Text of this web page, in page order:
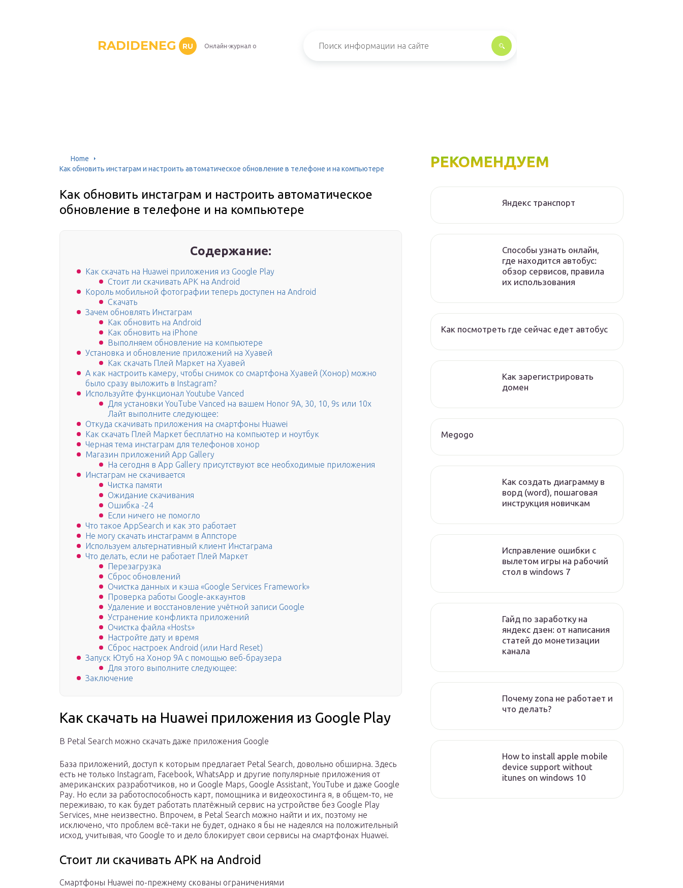
RADIDENEG RU Онлайн-журнал о
Home
Как обновить инстаграм и настроить автоматическое обновление в телефоне и на компьютере
Как обновить инстаграм и настроить автоматическое
обновление в телефоне и на компьютере
Содержание:
Как скачать на Huawei приложения из Google Play
Стоит ли скачивать APK на Android
Король мобильной фотографии теперь доступен на Android
Скачать
Зачем обновлять Инстаграм
Как обновить на Android
Как обновить на iPhone
Выполняем обновление на компьютере
Установка и обновление приложений на Хуавей
Как скачать Плей Маркет на Хуавей
А как настроить камеру, чтобы снимок со смартфона Хуавей (Хонор) можно
было сразу выложить в Instagram?
Используйте функционал Youtube Vanced
Для установки YouTube Vanced на вашем Honor 9A, 30, 10, 9s или 10x
Лайт выполните следующее:
Откуда скачивать приложения на смартфоны Huawei
Как скачать Плей Маркет бесплатно на компьютер и ноутбук
Черная тема инстаграм для телефонов хонор
Магазин приложений App Gallery
На сегодня в App Gallery присутствуют все необходимые приложения
Инстаграм не скачивается
Чистка памяти
Ожидание скачивания
Ошибка -24
Если ничего не помогло
Что такое AppSearch и как это работает
Не могу скачать инстаграмм в Аппсторе
Используем альтернативный клиент Инстаграма
Что делать, если не работает Плей Маркет
Перезагрузка
Сброс обновлений
Очистка данных и кэша «Google Services Framework»
Проверка работы Google-аккаунтов
Удаление и восстановление учётной записи Google
Устранение конфликта приложений
Очистка файла «Hosts»
Настройте дату и время
Сброс настроек Android (или Hard Reset)
Запуск Ютуб на Хонор 9А с помощью веб-браузера
Для этого выполните следующее:
Заключение
Как скачать на Huawei приложения из Google Play
В Petal Search можно скачать даже приложения Google
База приложений, доступ к которым предлагает Petal Search, довольно обширна. Здесь
есть не только Instagram, Facebook, WhatsApp и другие популярные приложения от
американских разработчиков, но и Google Maps, Google Assistant, YouTube и даже Google
Pay. Но если за работоспособность карт, помощника и видеохостинга я, в общем-то, не
переживаю, то как будет работать платёжный сервис на устройстве без Google Play
Services, мне неизвестно. Впрочем, в Petal Search можно найти и их, поэтому не
исключено, что проблем всё-таки не будет, однако я бы не надеялся на положительный
исход, учитывая, что Google то и дело блокирует свои сервисы на смартфонах Huawei.
Стоит ли скачивать APK на Android
Смартфоны Huawei по-прежнему скованы ограничениями
РЕКОМЕНДУЕМ
Яндекс транспорт
Способы узнать онлайн,
где находится автобус:
обзор сервисов, правила
их использования
Как посмотреть где сейчас едет автобус
Как зарегистрировать
домен
Megogo
Как создать диаграмму в
ворд (word), пошаговая
инструкция новичкам
Исправление ошибки с
вылетом игры на рабочий
стол в windows 7
Гайд по заработку на
яндекс дзен: от написания
статей до монетизации
канала
Почему zona не работает и
что делать?
How to install apple mobile
device support without
itunes on windows 10